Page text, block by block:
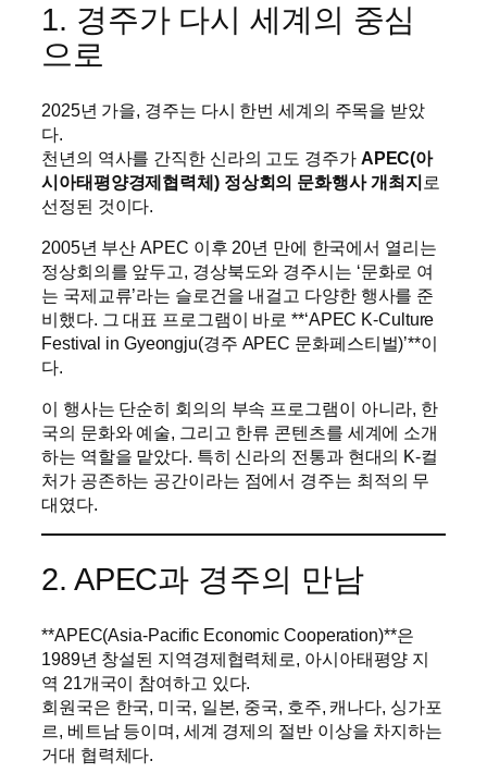
1. 경주가 다시 세계의 중심
으로
2025년 가을, 경주는 다시 한번 세계의 주목을 받았
다.
천년의 역사를 간직한 신라의 고도 경주가 APEC(아
시아태평양경제협력체) 정상회의 문화행사 개최지 로
선정된 것이다.
2005년 부산 APEC 이후 20년 만에 한국에서 열리는
정상회의를 앞두고, 경상북도와 경주시는 ‘문화로 여
는 국제교류’라는 슬로건을 내걸고 다양한 행사를 준
비했다. 그 대표 프로그램이 바로 **‘APEC K-Culture
Festival in Gyeongju(경주 APEC 문화페스티벌)’**이
다.
이 행사는 단순히 회의의 부속 프로그램이 아니라, 한
국의 문화와 예술, 그리고 한류 콘텐츠를 세계에 소개
하는 역할을 맡았다. 특히 신라의 전통과 현대의 K-컬
처가 공존하는 공간이라는 점에서 경주는 최적의 무
대였다.
2. APEC과 경주의 만남
**APEC(Asia-Pacific Economic Cooperation)**은
1989년 창설된 지역경제협력체로, 아시아태평양 지
역 21개국이 참여하고 있다.
회원국은 한국, 미국, 일본, 중국, 호주, 캐나다, 싱가포
르, 베트남 등이며, 세계 경제의 절반 이상을 차지하는
거대 협력체다.